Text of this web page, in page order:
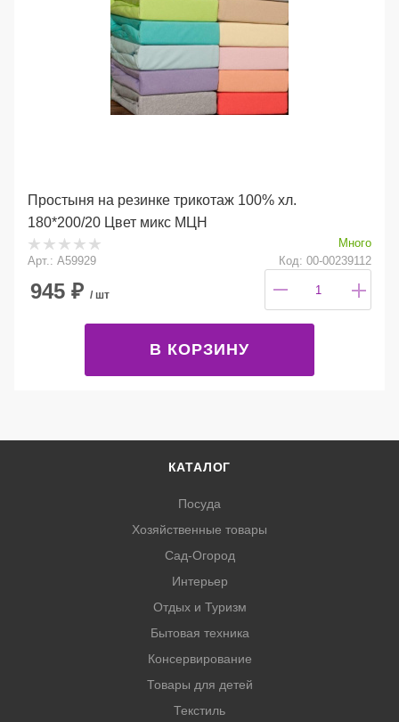
Простыня на резинке трикотаж 100% хл.
180*200/20 Цвет микс МЦН
Много
Арт.: А59929
Код: 00-00239112
945 ₽ / шт
В КОРЗИНУ
КАТАЛОГ
Посуда
Хозяйственные товары
Сад-Огород
Интерьер
Отдых и Туризм
Бытовая техника
Консервирование
Товары для детей
Текстиль